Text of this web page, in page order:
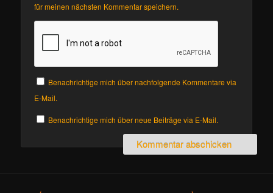
für meinen nächsten Kommentar speichern.
Benachrichtige mich über nachfolgende Kommentare via
E-Mail.
Benachrichtige mich über neue Beiträge via E-Mail.